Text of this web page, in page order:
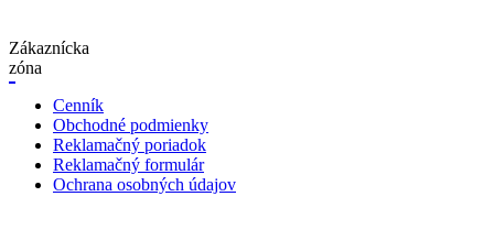
Zákaznícka
zóna
Cenník
Obchodné podmienky
Reklamačný poriadok
Reklamačný formulár
Ochrana osobných údajov